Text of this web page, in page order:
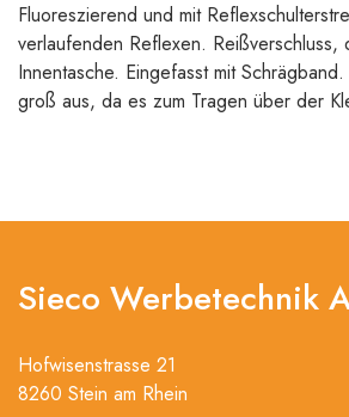
Fluoreszierend und mit
verlaufenden Reflexen. Reißverschluss,
Innentasche. Eingefasst mit
groß aus, da es zum Tragen über der
Sieco Werbetechnik
Hofwisenstrasse 21
8260 Stein am Rhein